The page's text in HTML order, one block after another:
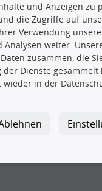
TecDoc
Die hier
Es ist zu
TecDoc zu
Bitte prüfen Sie,
gesuchten
und Anzeigen
die Zugriffe auf
Verwendung
Analysen weiter.
zusammen, die
Dienste
in der